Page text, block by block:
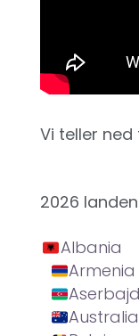
Vi teller ned
2026
Albania
Armenia
Australia